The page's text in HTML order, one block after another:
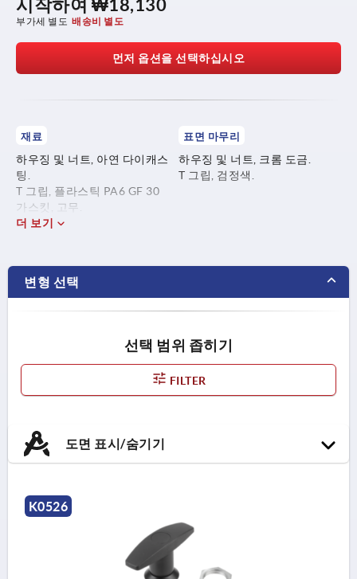
시작하여 ₩18,130
부가세 별도 배송비 별도
먼저 옵션을 선택하십시오
재료
하우징 및 너트, 아연 다이캐스
팅.
T 그립, 플라스틱 PA6 GF 30
가스킷, 고무.
표면 마무리
하우징 및 너트, 크롬 도금.
T 그립, 검정색.
더 보기
변형 선택
선택 범위 좁히기
FILTER
도면 표시/숨기기
K0526